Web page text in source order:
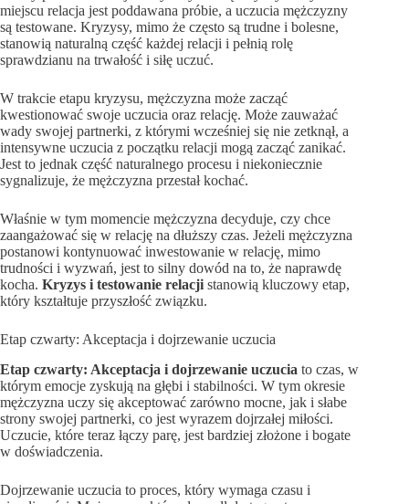
miejscu relacja jest poddawana próbie, a uczucia mężczyzny
są testowane. Kryzysy, mimo że często są trudne i bolesne,
stanowią naturalną część każdej relacji i pełnią rolę
sprawdzianu na trwałość i siłę uczuć.
W trakcie etapu kryzysu, mężczyzna może zacząć
kwestionować swoje uczucia oraz relację. Może zauważać
wady swojej partnerki, z którymi wcześniej się nie zetknął, a
intensywne uczucia z początku relacji mogą zacząć zanikać.
Jest to jednak część naturalnego procesu i niekoniecznie
sygnalizuje, że mężczyzna przestał kochać.
Właśnie w tym momencie mężczyzna decyduje, czy chce
zaangażować się w relację na dłuższy czas. Jeżeli mężczyzna
postanowi kontynuować inwestowanie w relację, mimo
trudności i wyzwań, jest to silny dowód na to, że naprawdę
kocha. Kryzys i testowanie relacji stanowią kluczowy etap,
który kształtuje przyszłość związku.
Etap czwarty: Akceptacja i dojrzewanie uczucia
Etap czwarty: Akceptacja i dojrzewanie uczucia to czas, w
którym emocje zyskują na głębi i stabilności. W tym okresie
mężczyzna uczy się akceptować zarówno mocne, jak i słabe
strony swojej partnerki, co jest wyrazem dojrzałej miłości.
Uczucie, które teraz łączy parę, jest bardziej złożone i bogate
w doświadczenia.
Dojrzewanie uczucia to proces, który wymaga czasu i